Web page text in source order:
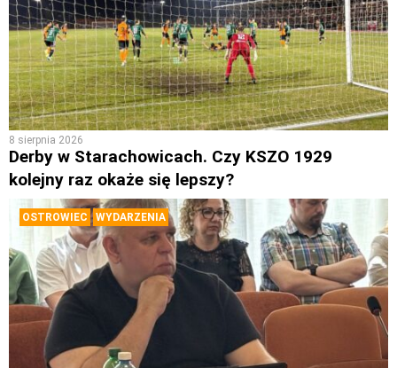
8 sierpnia 2026
Derby w Starachowicach. Czy KSZO 1929
kolejny raz okaże się lepszy?
OSTROWIEC WYDARZENIA